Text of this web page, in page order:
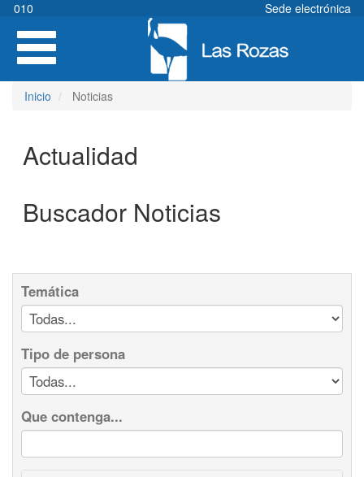
Pasar
contenido
principal
010
Sede electrónica
Toggle
navigation
Inicio Noticias
Actualidad
Buscador Noticias
Temática
Tipo de persona
Que contenga...